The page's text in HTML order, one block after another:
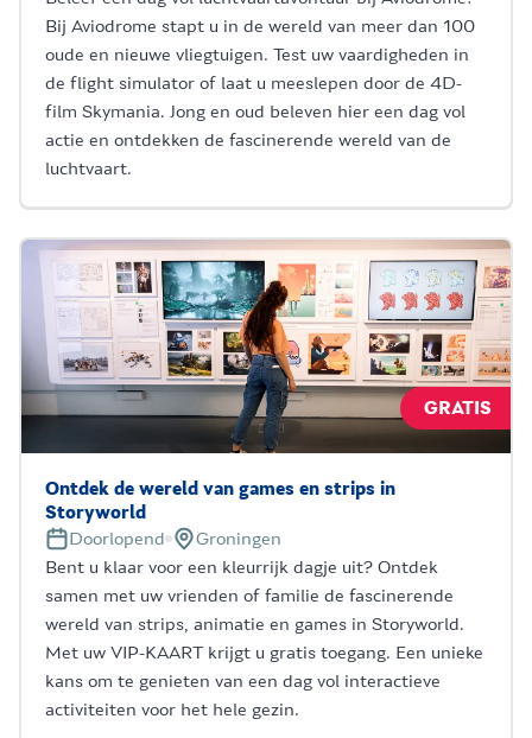
Bij Aviodrome stapt u in de wereld van meer dan 100
oude en nieuwe vliegtuigen. Test uw vaardigheden in
de flight simulator of laat u meeslepen door de 4D-
film Skymania. Jong en oud beleven hier een dag vol
actie en ontdekken de fascinerende wereld van de
luchtvaart.
GRATIS
Ontdek de wereld van games en strips in
Storyworld
Doorlopend
Groningen
Bent u klaar voor een kleurrijk dagje uit? Ontdek
samen met uw vrienden of familie de fascinerende
wereld van strips, animatie en games in Storyworld.
Met uw VIP-KAART krijgt u gratis toegang. Een unieke
kans om te genieten van een dag vol interactieve
activiteiten voor het hele gezin.